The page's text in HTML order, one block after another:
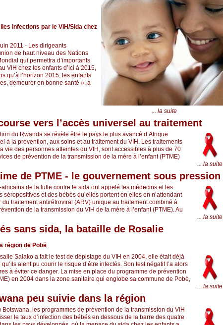
infections par le VIH/Sida chez
2011 - Les dirigeants
de haut niveau des Nations
qui permettra d’importants
VIH chez les enfants d’ici à 2015,
qu’à l’horizon 2015, les enfants
demeurer en bonne santé », a
... la suite
vers l’accès universel au traitement
du Rwanda se révèle être le pays le plus avancé d’Afrique
à la prévention, aux soins et au traitement du VIH. Les traitements
vie des personnes atteintes du VIH, sont accessibles à plus de 70
de prévention de la transmission de la mère à l’enfant (PTME)
... la suite
de PTME - le gouvernement sous pression
de la lutte contre le sida ont appelé les médecins et les
et des bébés qu’elles portent en elles en n’attendant
traitement antirétroviral (ARV) unique au traitement combiné à
de la transmission du VIH de la mère à l’enfant (PTME). Au
... la suite
sans sida, la bataille de Rosalie
région de Pobé
Salako a fait le test de dépistage du VIH en 2004, elle était déjà
aient pu courir le risque d’être infectés. Son test négatif l’a alors
à éviter ce danger. La mise en place du programme de prévention
en 2004 dans la zone sanitaire qui englobe sa commune de Pobè,
... la suite
peu suivie dans la région
les programmes de prévention de la transmission du VIH
le taux d’infection des bébés en dessous de la barre des quatre